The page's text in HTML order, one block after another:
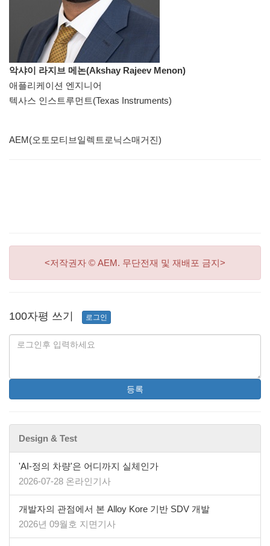
악샤이 라지브 메논(Akshay Rajeev Menon)
애플리케이션 엔지니어
텍사스 인스트루먼트(Texas Instruments)
AEM(오토모티브일렉트로닉스매거진)
<저작권자 © AEM. 무단전재 및 재배포 금지>
100자평 쓰기 로그인
등록
Design & Test
'AI-정의 차량'은 어디까지 실체인가
2026-07-28 온라인기사
개발자의 관점에서 본 Alloy Kore 기반 SDV 개발
2026년 09월호 지면기사